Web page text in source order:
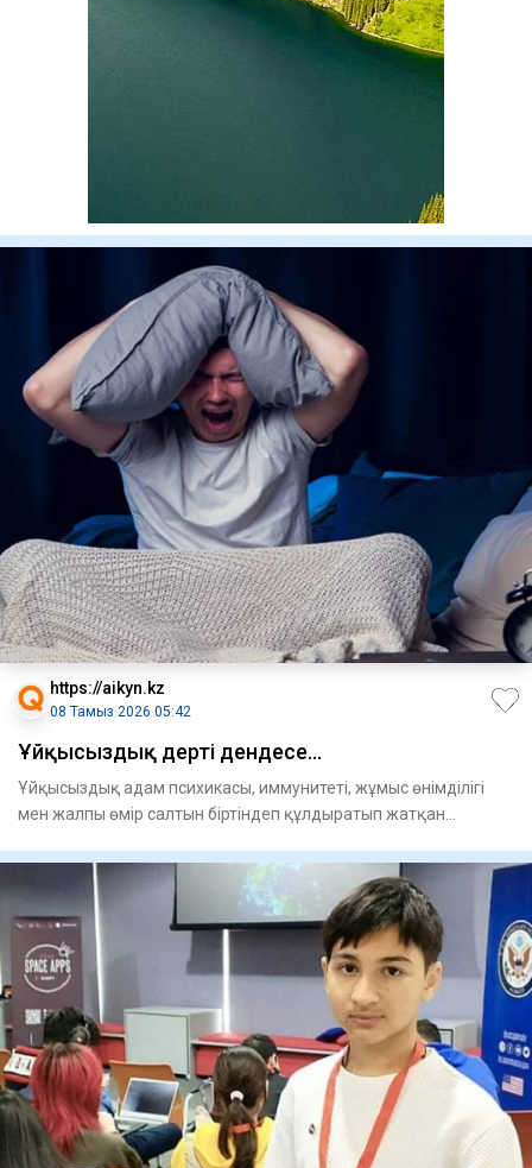
https://aikyn.kz
08 Тамыз 2026 05:42
Ұйқысыздық дерті дендесе...
Ұйқысыздық адам психикасы, иммунитеті, жұмыс өнімділігі
мен жалпы өмір салтын біртіндеп құлдыратып жатқан